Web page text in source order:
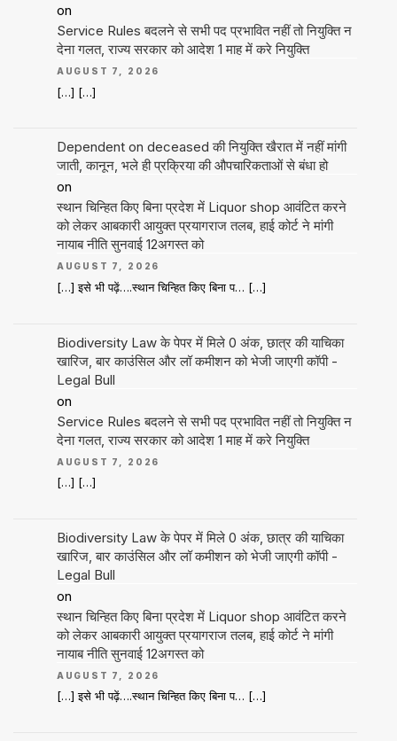
on
Service Rules बदलने से सभी पद प्रभावित नहीं तो नियुक्ति न
देना गलत, राज्य सरकार को आदेश 1 माह में करे नियुक्ति
AUGUST 7, 2026
[…] […]
Dependent on deceased की नियुक्ति खैरात में नहीं मांगी
जाती, कानून, भले ही प्रक्रिया की औपचारिकताओं से बंधा हो
on
स्थान चिन्हित किए बिना प्रदेश में Liquor shop आवंटित करने
को लेकर आबकारी आयुक्त प्रयागराज तलब, हाई कोर्ट ने मांगी
नायाब नीति सुनवाई 12अगस्त को
AUGUST 7, 2026
[…] इसे भी पढ़ें….स्थान चिन्हित किए बिना प… […]
Biodiversity Law के पेपर में मिले 0 अंक, छात्र की याचिका
खारिज, बार काउंसिल और लॉ कमीशन को भेजी जाएगी कॉपी -
Legal Bull
on
Service Rules बदलने से सभी पद प्रभावित नहीं तो नियुक्ति न
देना गलत, राज्य सरकार को आदेश 1 माह में करे नियुक्ति
AUGUST 7, 2026
[…] […]
Biodiversity Law के पेपर में मिले 0 अंक, छात्र की याचिका
खारिज, बार काउंसिल और लॉ कमीशन को भेजी जाएगी कॉपी -
Legal Bull
on
स्थान चिन्हित किए बिना प्रदेश में Liquor shop आवंटित करने
को लेकर आबकारी आयुक्त प्रयागराज तलब, हाई कोर्ट ने मांगी
नायाब नीति सुनवाई 12अगस्त को
AUGUST 7, 2026
[…] इसे भी पढ़ें….स्थान चिन्हित किए बिना प… […]